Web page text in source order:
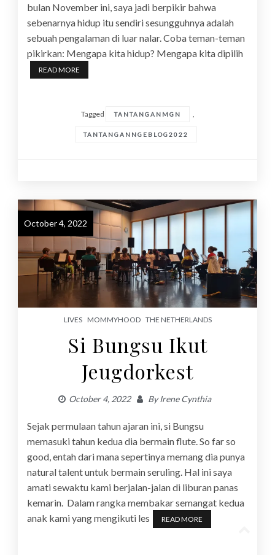
bulan November ini, saya jadi berpikir bahwa
sebenarnya hidup itu sendiri sesungguhnya adalah
sebuah pengalaman di luar nalar. Coba teman-teman
pikirkan: Mengapa kita hidup? Mengapa kita dipilih
READ MORE
Tagged TANTANGANMGN ,
TANTANGANNGEBLOG2022
October 4, 2022
LIVES MOMMYHOOD THE NETHERLANDS
Si Bungsu Ikut
Jeugdorkest
October 4, 2022 ByIrene Cynthia
Sejak permulaan tahun ajaran ini, si Bungsu
memasuki tahun kedua dia bermain flute. So far so
good, entah dari mana sepertinya memang dia punya
natural talent untuk bermain seruling. Hal ini saya
amati sewaktu kami berjalan-jalan di liburan panas
kemarin. Dalam rangka membakar semangat kedua
anak kami yang mengikuti les
READ MORE